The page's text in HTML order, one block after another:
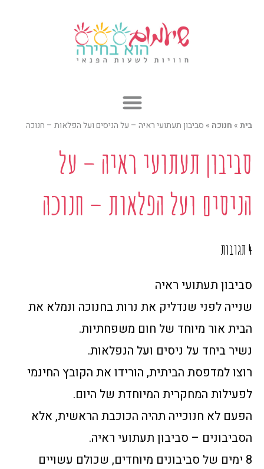
בית» חנוכה » סביבון תעתועי ראיה – על הניסים ועל הפלאות – חנוכה
סביבון תעתועי ראיה – על
הניסים ועל הפלאות – חנוכה
4 תגובות
סביבון תעתועי ראיה
שנייה לפני שנדליק את נרות בחנוכה ונמלא את
הבית אור מיוחד של חום משפחתיות.
נשיר ביחד על ניסים ועל הנפלאות.
רוצו למדפסת הביתית, הורידו את הקובץ החינמי
לפעילות המחקרית המיוחדת של היום.
הפעם לא חנוכייה תהיה הכוכבת הראשית, אלא
הסביבונים – סביבון תעתועי ראיה.
8 ימים של סביבונים מיוחדים, שכולם עשויים